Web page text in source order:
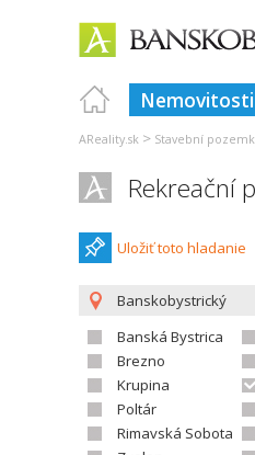
Nemovitosti
AReality.sk > Stavební
Rekreační
Uložiť toto hladanie
Banskobystrický
Banská Bystrica
Brezno
Krupina
Poltár
Rimavská Sobota